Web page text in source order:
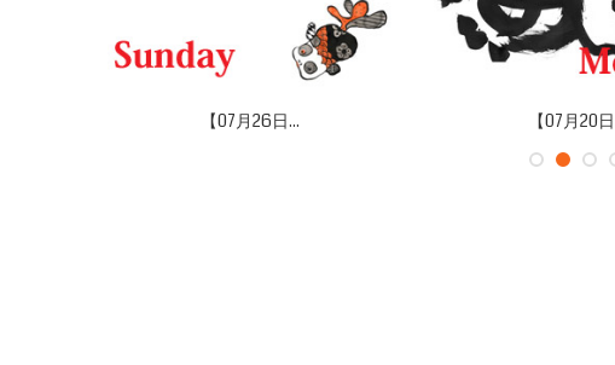
【07月26日... 【07月20